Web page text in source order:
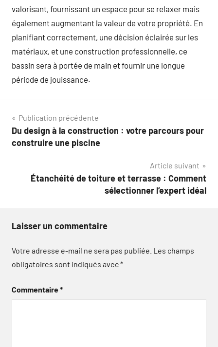
valorisant, fournissant un espace pour se relaxer mais
également augmentant la valeur de votre propriété. En
planifiant correctement, une décision éclairée sur les
matériaux, et une construction professionnelle, ce
bassin sera à portée de main et fournir une longue
période de jouissance.
Navigation
de
Publication précédente
Du design à la construction : votre parcours pour
construire une piscine
Article suivant
Étanchéité de toiture et terrasse : Comment
sélectionner l’expert idéal
Laisser un commentaire
Votre adresse e-mail ne sera pas publiée. Les champs
obligatoires sont indiqués avec*
Commentaire*